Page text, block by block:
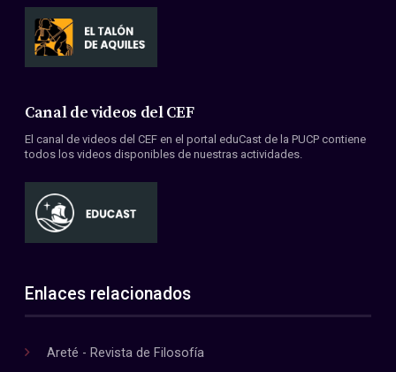
Canal de videos del CEF
El canal de videos del CEF en el portal eduCast de la PUCP contiene
todos los videos disponibles de nuestras actividades.
Enlaces relacionados
Areté - Revista de Filosofía